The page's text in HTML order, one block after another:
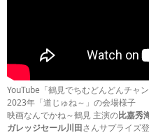
YouTube「鶴見でちむどんどんチャ
2023年「道じゅね～」の会場様子
映画なんでかね～鶴見 主演の比嘉秀
ガレッジセール川田さんサプライズ